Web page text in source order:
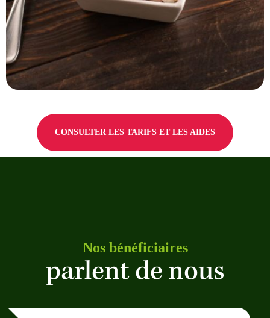
CONSULTER LES TARIFS ET LES AIDES
Nos bénéficiaires
parlent de nous